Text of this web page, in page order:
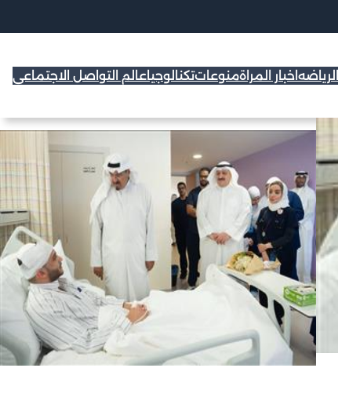
الرياضه اخبار المراةمنوعاتتكنالوجياعالم التواصل الاجتماعي